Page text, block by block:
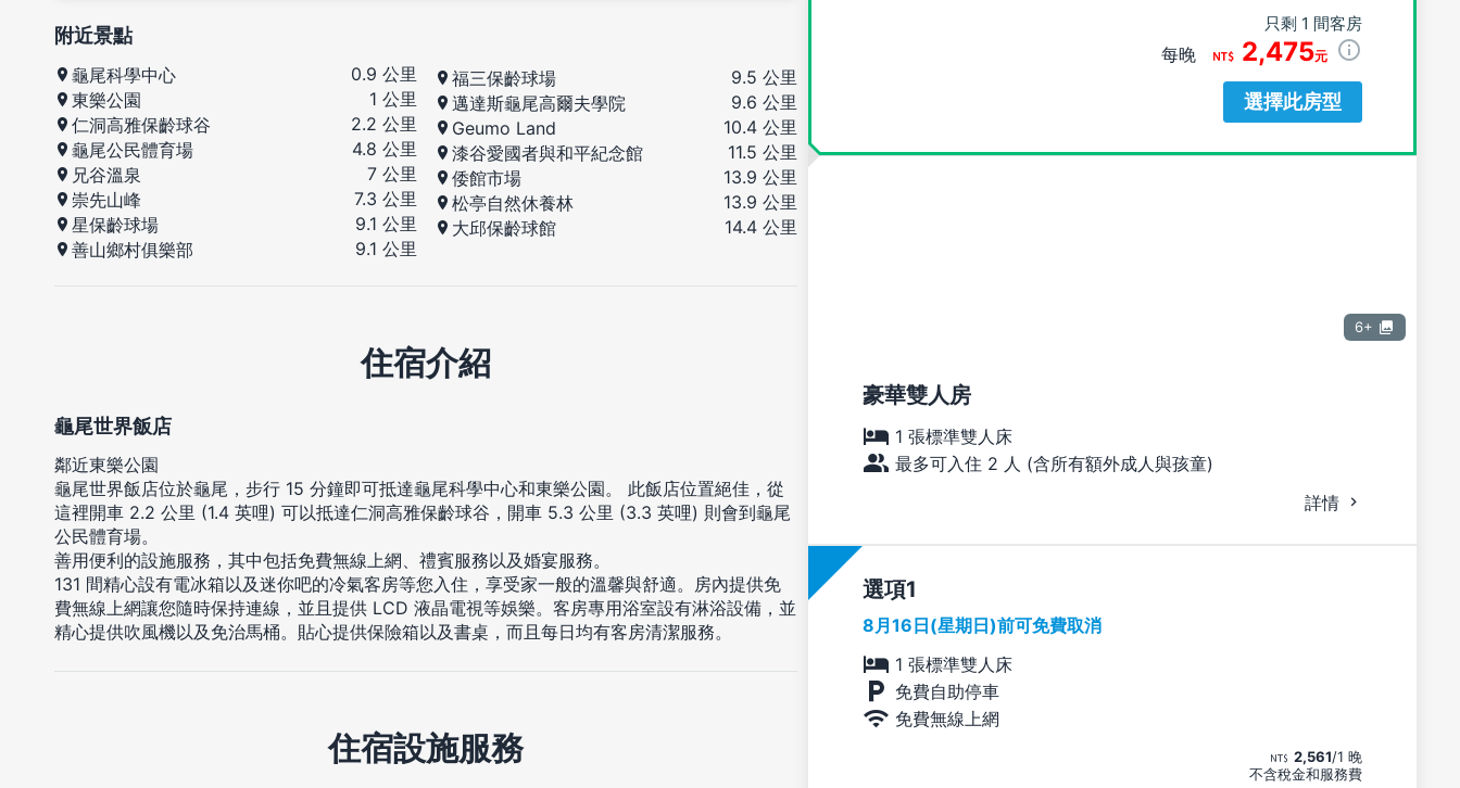
只剩 1 間客房
每晚 2,475元
選擇此房型
6+
豪華雙人房
1 張標準雙人床
最多可入住 2 人 (含所有額外成人與孩童)
詳情
選項
8月16日(星期日)前可免費取消
1 張標準雙人床
免費自助停車
免費無線上網
2,561/1 晚
不含稅金和服務費
附近景點
龜尾科學中心
0.9 公里
東樂公園
1 公里
仁洞高雅保齡球谷
2.2 公里
龜尾公民體育場
4.8 公里
兄谷溫泉
7 公里
崇先山峰
7.3 公里
星保齡球場
9.1 公里
善山鄉村俱樂部
9.1 公里
福三保齡球場
9.5 公里
邁達斯龜尾高爾夫學院
9.6 公里
Geumo Land
10.4 公里
漆谷愛國者與和平紀念館
11.5 公里
倭館市場
13.9 公里
松亭自然休養林
13.9 公里
大邱保齡球館
14.4 公里
住宿介紹
龜尾世界飯店
鄰近東樂公園
龜尾世界飯店位於龜尾，步行 15 分鐘即可抵達龜尾科學中心和東樂公園。 此飯店位置絕佳，從
這裡開車 2.2 公里 (1.4 英哩) 可以抵達仁洞高雅保齡球谷，開車 5.3 公里 (3.3 英哩) 則會到龜尾
公民體育場。
善用便利的設施服務，其中包括免費無線上網、禮賓服務以及婚宴服務。
131 間精心設有電冰箱以及迷你吧的冷氣客房等您入住，享受家一般的溫馨與舒適。房內提供免
費無線上網讓您隨時保持連線，並且提供 LCD 液晶電視等娛樂。客房專用浴室設有淋浴設備，並
精心提供吹風機以及免治馬桶。貼心提供保險箱以及書桌，而且每日均有客房清潔服務。
住宿設施服務